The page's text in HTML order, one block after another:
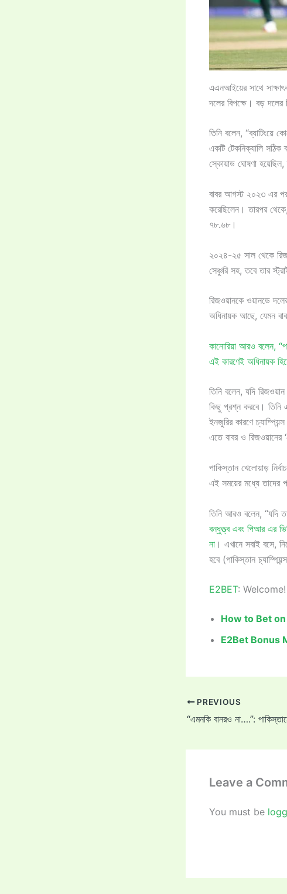
এএনআইয়ের সাথে
দলের বিপক্ষে। বড় দলের
তিনি বলেন,
একটি টেকনিক্যালি সঠিক
স্কোয়াড ঘোষণা হয়েছিল,
বাবর আগস্ট ২০২৩ এর পর
করেছিলেন। তারপর
৭৮.৬৮।
২০২৪-২৫ সাল থেকে
সেঞ্চুরি সহ, তবে তার
রিজওয়ানকে ওয়ানডে
অধিনায়ক আছে, যেমন
কানোরিয়া আরও বলেন,
এই কারণেই অধিনায়ক
তিনি বলেন, যদি
কিছু প্রশ্ন করবে। তিনি
ইনজুরির কারণে
এতে বাবর ও রিজওয়ানের
পাকিস্তান খেলোয়াড়
এই সময়ের মধ্যে তাদের
তিনি আরও বলেন, “যদি
বন্ধুত্ত্ব এবং পিআর এর
না । এখানে সবাই বসে,
হবে (পাকিস্তান
E2BET:
How to Bet
E2Bet Bonus
PREVIOUS
Leave a
You must be